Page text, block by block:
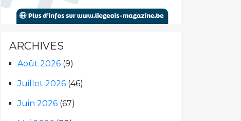
ARCHIVES
Août 2026 (9)
Juillet 2026 (46)
Juin 2026 (67)